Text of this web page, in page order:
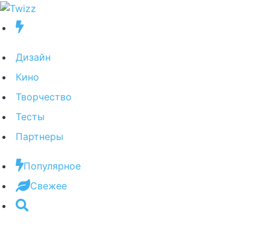
Дизайн
Кино
Творчество
Тесты
Партнеры
Популярное
Свежее